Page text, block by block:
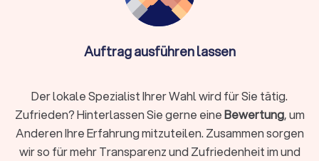
Rechtsgebiet identifizieren
Definieren Sie klar, welches Rechtsgebiet betroffen ist.
Bereiche erfordern jeweils spezialisiertes Wissen. Ein
Fachanwalt hat zusätzliche Qualifikationen und
nachgewiesene Erfahrung in seinem Gebiet.
Auftrag ausführen lassen
Der lokale Spezialist Ihrer Wahl wird für Sie tätig.
Zufrieden? Hinterlassen Sie gerne eineBewertung, um
Anderen Ihre Erfahrung mitzuteilen. Zusammen sorgen
wir so für mehr Transparenz und Zufriedenheit im und